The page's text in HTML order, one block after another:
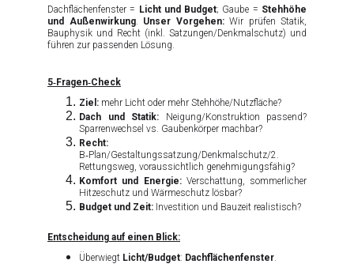
Dachflächenfenster = Licht und Budget; Gaube = Stehhöhe
und Außenwirkung. Unser Vorgehen:Wir prüfen Statik,
Bauphysik und Recht (inkl. Satzungen/Denkmalschutz) und
führen zur passenden Lösung.
5‑Fragen‑Check
Ziel: mehr Licht oder mehr Stehhöhe/Nutzfläche?
Dach und Statik: Neigung/Konstruktion passend?
Sparrenwechsel vs. Gaubenkörper machbar?
Recht:
B‑Plan/Gestaltungssatzung/Denkmalschutz/2.
Rettungsweg, voraussichtlich genehmigungsfähig?
Komfort und Energie:Verschattung, sommerlicher
Hitzeschutz und Wärmeschutz lösbar?
Budget und Zeit: Investition und Bauzeit realistisch?
Entscheidung auf einen Blick:
Überwiegt Licht/Budget: Dachflächenfenster.